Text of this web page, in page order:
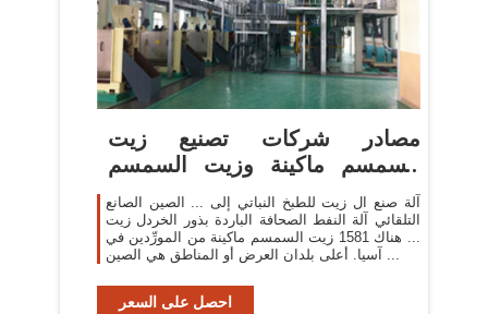
مصادر شركات تصنيع زيت
السمسم ماكينة وزيت السمسم
آلة صنع ال زيت للطبخ النباتي إلى ... الصين الصانع
التلقائي آلة النفط الصحافة الباردة بذور الخردل زيت
... هناك 1581 زيت السمسم ماكينة من المورِّدين في
آسيا. أعلى بلدان العرض أو المناطق هي الصين ...
احصل على السعر